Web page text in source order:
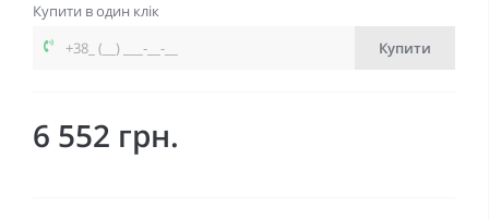
Купити в один клік
Купити
6 552 грн.